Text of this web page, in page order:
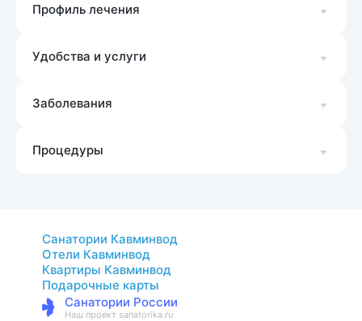
Профиль лечения
Удобства и услуги
Заболевания
Процедуры
Санатории Кавминвод
Отели Кавминвод
Квартиры Кавминвод
Подарочные карты
Санатории России
Наш проект sanatorika.ru